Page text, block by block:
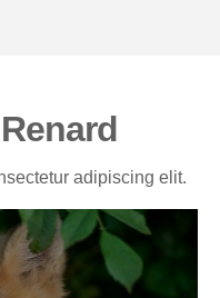
adipiscing elit.